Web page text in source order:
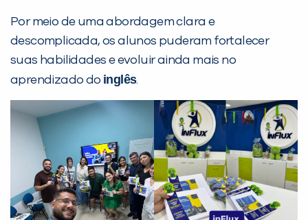
Por meio de uma abordagem clara e
descomplicada, os alunos puderam fortalecer
suas habilidades e evoluir ainda mais no
aprendizado do inglês.
Preencha com seus dados abaixo e
já vamos te colocar em contato
com a: